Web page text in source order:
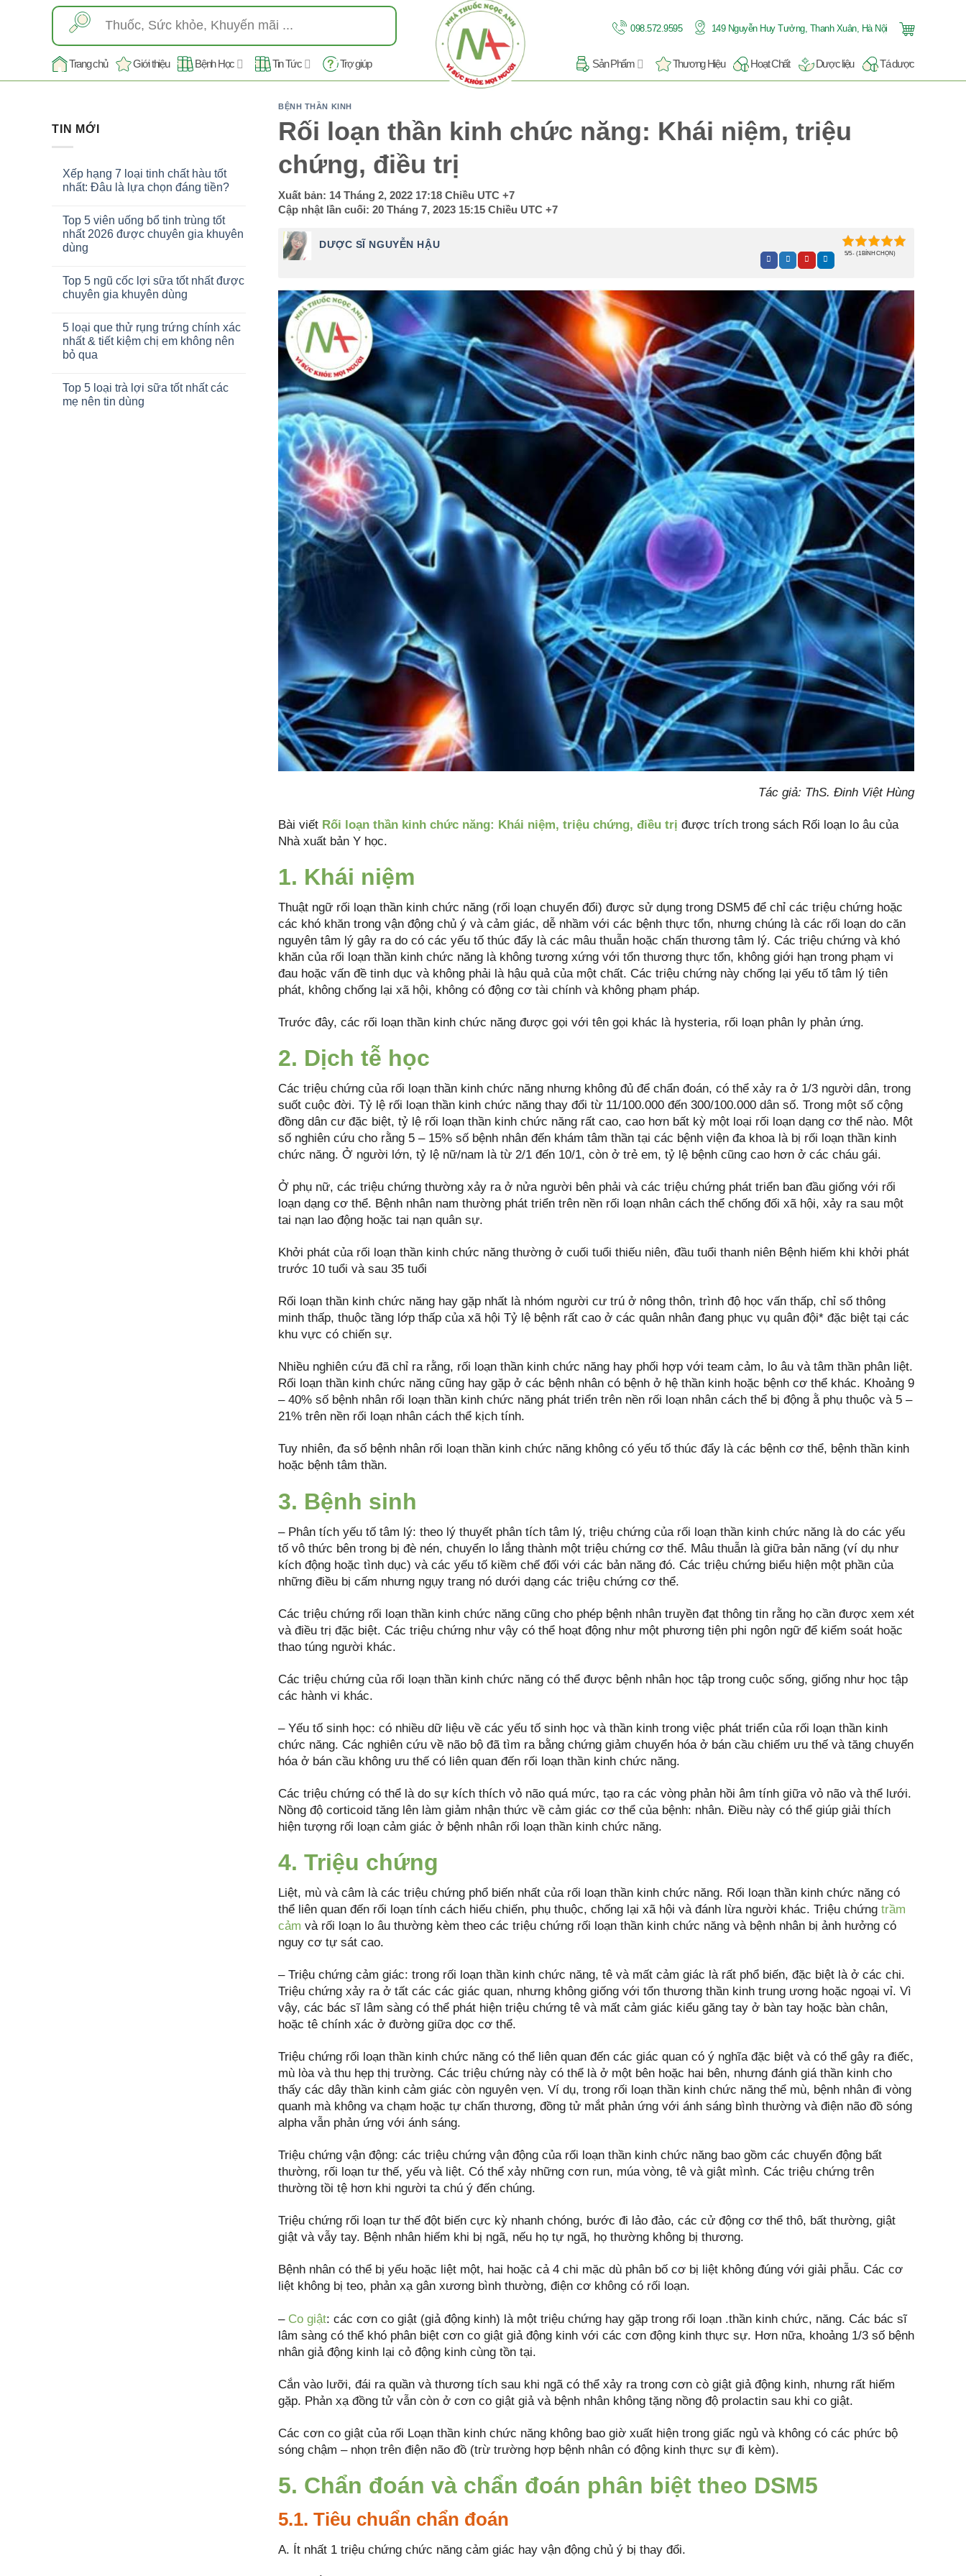
kiếm:
098.572.9595 149 Nguyễn Huy Tưởng, Thanh Xuân, Hà Nội
Trang chủ Giới thiệu Bệnh Học Tin Tức Trợ giúp Sản Phẩm Thương Hiệu Hoạt Chất Dược liệu Tá dược
TIN MỚI
Xếp hạng 7 loại tinh chất hàu tốt
nhất: Đâu là lựa chọn đáng tiền?
Top 5 viên uống bổ tinh trùng tốt
nhất 2026 được chuyên gia khuyên
dùng
Top 5 ngũ cốc lợi sữa tốt nhất được
chuyên gia khuyên dùng
5 loại que thử rụng trứng chính xác
nhất & tiết kiệm chị em không nên
bỏ qua
Top 5 loại trà lợi sữa tốt nhất các
mẹ nên tin dùng
BỆNH THẦN KINH
Rối loạn thần kinh chức năng: Khái niệm, triệu
chứng, điều trị
Xuất bản: 14 Tháng 2, 2022 17:18 Chiều UTC +7
Cập nhật lần cuối: 20 Tháng 7, 2023 15:15 Chiều UTC +7
DƯỢC SĨ NGUYỄN HẬU
5/5 - (1 BÌNH CHỌN)
Tác giả: ThS. Đinh Việt Hùng
Bài viết Rối loạn thần kinh chức năng: Khái niệm, triệu chứng, điều trị được trích trong sách Rối loạn lo âu của
Nhà xuất bản Y học.
1. Khái niệm
Thuật ngữ rối loạn thần kinh chức năng (rối loạn chuyển đổi) được sử dụng trong DSM5 để chỉ các triệu chứng hoặc
các khó khăn trong vận động chủ ý và cảm giác, dễ nhầm với các bệnh thực tổn, nhưng chúng là các rối loạn do căn
nguyên tâm lý gây ra do có các yếu tố thúc đẩy là các mâu thuẫn hoặc chấn thương tâm lý. Các triệu chứng và khó
khăn của rối loạn thần kinh chức năng là không tương xứng với tổn thương thực tổn, không giới hạn trong phạm vi
đau hoặc vấn đề tinh dục và không phải là hậu quả của một chất. Các triệu chứng này chống lại yếu tố tâm lý tiên
phát, không chống lại xã hội, không có động cơ tài chính và không phạm pháp.
Trước đây, các rối loạn thần kinh chức năng được gọi với tên gọi khác là hysteria, rối loạn phân ly phản ứng.
2. Dịch tễ học
Các triệu chứng của rối loạn thần kinh chức năng nhưng không đủ để chẩn đoán, có thể xảy ra ở 1/3 người dân, trong
suốt cuộc đời. Tỷ lệ rối loạn thần kinh chức năng thay đổi từ 11/100.000 đến 300/100.000 dân số. Trong một số cộng
đồng dân cư đặc biệt, tỷ lệ rối loạn thần kinh chức năng rất cao, cao hơn bất kỳ một loại rối loạn dạng cơ thể nào. Một
số nghiên cứu cho rằng 5 – 15% số bệnh nhân đến khám tâm thần tại các bệnh viện đa khoa là bị rối loạn thần kinh
chức năng. Ở người lớn, tỷ lệ nữ/nam là từ 2/1 đến 10/1, còn ở trẻ em, tỷ lệ bệnh cũng cao hơn ở các cháu gái.
Ở phụ nữ, các triệu chứng thường xảy ra ở nửa người bên phải và các triệu chứng phát triển ban đầu giống với rối
loạn dạng cơ thể. Bệnh nhân nam thường phát triển trên nền rối loạn nhân cách thể chống đối xã hội, xảy ra sau một
tai nạn lao động hoặc tai nạn quân sự.
Khởi phát của rối loạn thần kinh chức năng thường ở cuối tuổi thiếu niên, đầu tuổi thanh niên Bệnh hiếm khi khởi phát
trước 10 tuổi và sau 35 tuổi
Rối loạn thần kinh chức năng hay gặp nhất là nhóm người cư trú ở nông thôn, trình độ học vấn thấp, chỉ số thông
minh thấp, thuộc tầng lớp thấp của xã hội Tỷ lệ bệnh rất cao ở các quân nhân đang phục vụ quân đội* đặc biệt tại các
khu vực có chiến sự.
Nhiều nghiên cứu đã chỉ ra rằng, rối loạn thần kinh chức năng hay phối hợp với team cảm, lo âu và tâm thần phân liệt.
Rối loạn thần kinh chức năng cũng hay gặp ở các bệnh nhân có bệnh ở hệ thần kinh hoặc bệnh cơ thể khác. Khoảng 9
– 40% số bệnh nhân rối loạn thần kinh chức năng phát triển trên nền rối loạn nhân cách thể bị động ằ phụ thuộc và 5 –
21% trên nền rối loạn nhân cách thể kịch tính.
Tuy nhiên, đa số bệnh nhân rối loạn thần kinh chức năng không có yếu tố thúc đẩy là các bệnh cơ thể, bệnh thần kinh
hoặc bệnh tâm thần.
3. Bệnh sinh
– Phân tích yếu tố tâm lý: theo lý thuyết phân tích tâm lý, triệu chứng của rối loạn thần kinh chức năng là do các yếu
tố vô thức bên trong bị đè nén, chuyển lo lắng thành một triệu chứng cơ thể. Mâu thuẫn là giữa bản năng (ví dụ như
kích động hoặc tình dục) và các yếu tố kiềm chế đối với các bản năng đó. Các triệu chứng biểu hiện một phần của
những điều bị cấm nhưng ngụy trang nó dưới dạng các triệu chứng cơ thể.
Các triệu chứng rối loạn thần kinh chức năng cũng cho phép bệnh nhân truyền đạt thông tin rằng họ cần được xem xét
và điều trị đặc biệt. Các triệu chứng như vậy có thể hoạt động như một phương tiện phi ngôn ngữ để kiểm soát hoặc
thao túng người khác.
Các triệu chứng của rối loạn thần kinh chức năng có thể được bệnh nhân học tập trong cuộc sống, giống như học tập
các hành vi khác.
– Yếu tố sinh học: có nhiều dữ liệu về các yếu tố sinh học và thần kinh trong việc phát triển của rối loạn thần kinh
chức năng. Các nghiên cứu về não bộ đã tìm ra bằng chứng giảm chuyển hóa ở bán cầu chiếm ưu thế và tăng chuyển
hóa ở bán cầu không ưu thế có liên quan đến rối loạn thần kinh chức năng.
Các triệu chứng có thể là do sự kích thích vỏ não quá mức, tạo ra các vòng phản hồi âm tính giữa vỏ não và thể lưới.
Nồng độ corticoid tăng lên làm giảm nhận thức về cảm giác cơ thể của bệnh: nhân. Điều này có thể giúp giải thích
hiện tượng rối loạn cảm giác ở bệnh nhân rối loạn thần kinh chức năng.
4. Triệu chứng
Liệt, mù và câm là các triệu chứng phổ biến nhất của rối loạn thần kinh chức năng. Rối loạn thần kinh chức năng có
thể liên quan đến rối loạn tính cách hiếu chiến, phụ thuộc, chống lại xã hội và đánh lừa người khác. Triệu chứng trầm
cảm và rối loạn lo âu thường kèm theo các triệu chứng rối loạn thần kinh chức năng và bệnh nhân bị ảnh hưởng có
nguy cơ tự sát cao.
– Triệu chứng cảm giác: trong rối loạn thần kinh chức năng, tê và mất cảm giác là rất phổ biến, đặc biệt là ở các chi.
Triệu chứng xảy ra ở tất các các giác quan, nhưng không giống với tổn thương thần kinh trung ương hoặc ngoại vỉ. Vì
vậy, các bác sĩ lâm sàng có thể phát hiện triệu chứng tê và mất cảm giác kiểu găng tay ở bàn tay hoặc bàn chân,
hoặc tê chính xác ở đường giữa dọc cơ thể.
Triệu chứng rối loạn thần kinh chức năng có thể liên quan đến các giác quan có ý nghĩa đặc biệt và có thể gây ra điếc,
mù lòa và thu hẹp thị trường. Các triệu chứng này có thể là ở một bên hoặc hai bên, nhưng đánh giá thần kinh cho
thấy các dây thần kinh cảm giác còn nguyên vẹn. Ví dụ, trong rối loạn thần kinh chức năng thể mù, bệnh nhân đi vòng
quanh mà không va chạm hoặc tự chấn thương, đồng tử mắt phản ứng với ánh sáng bình thường và điện não đồ sóng
alpha vẫn phản ứng với ánh sáng.
Triệu chứng vận động: các triệu chứng vận động của rối loạn thần kinh chức năng bao gồm các chuyển động bất
thường, rối loạn tư thế, yếu và liệt. Có thể xảy những cơn run, múa vòng, tê và giật mình. Các triệu chứng trên
thường tồi tệ hơn khi người ta chú ý đến chúng.
Triệu chứng rối loạn tư thế đột biến cực kỳ nhanh chóng, bước đi lảo đảo, các cử động cơ thể thô, bất thường, giật
giật và vẫy tay. Bệnh nhân hiếm khi bị ngã, nếu họ tự ngã, họ thường không bị thương.
Bệnh nhân có thể bị yếu hoặc liệt một, hai hoặc cả 4 chi mặc dù phân bố cơ bị liệt không đúng với giải phẫu. Các cơ
liệt không bị teo, phản xạ gân xương bình thường, điện cơ không có rối loạn.
– Co giật: các cơn co giật (giả động kinh) là một triệu chứng hay gặp trong rối loạn .thần kinh chức, năng. Các bác sĩ
lâm sàng có thể khó phân biệt cơn co giật giả động kinh với các cơn động kinh thực sự. Hơn nữa, khoảng 1/3 số bệnh
nhân giả động kinh lại cỏ động kinh cùng tồn tại.
Cắn vào lưỡi, đái ra quần và thương tích sau khi ngã có thể xảy ra trong cơn cò giật giả động kinh, nhưng rất hiếm
gặp. Phản xạ đồng tử vẫn còn ở cơn co giật giả và bệnh nhân không tặng nồng độ prolactin sau khi co giật.
Các cơn co giật của rối Loạn thần kinh chức năng không bao giờ xuất hiện trong giấc ngủ và không có các phức bộ
sóng chậm – nhọn trên điện não đồ (trừ trường hợp bệnh nhân có động kinh thực sự đi kèm).
5. Chẩn đoán và chẩn đoán phân biệt theo DSM5
5.1. Tiêu chuẩn chẩn đoán
A. Ít nhất 1 triệu chứng chức năng cảm giác hay vận động chủ ý bị thay đổi.